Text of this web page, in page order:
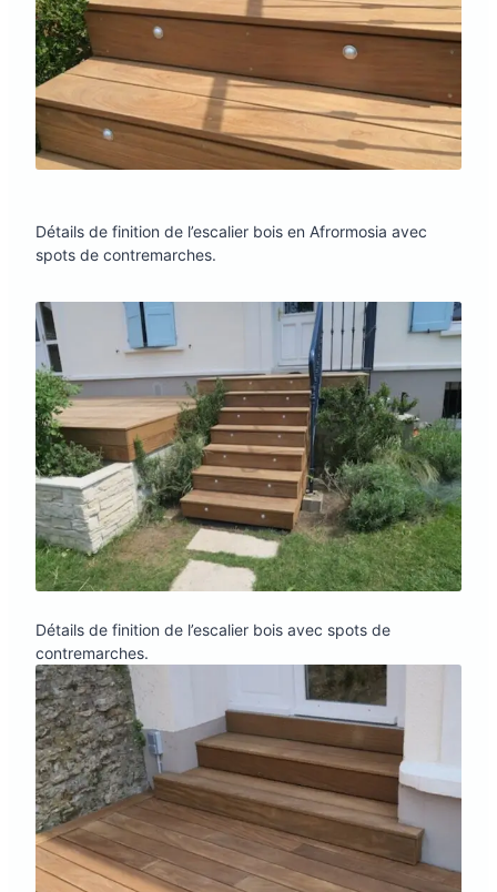
Détails de finition de l’escalier bois en Afrormosia avec
spots de contremarches.
Détails de finition de l’escalier bois avec spots de
contremarches.